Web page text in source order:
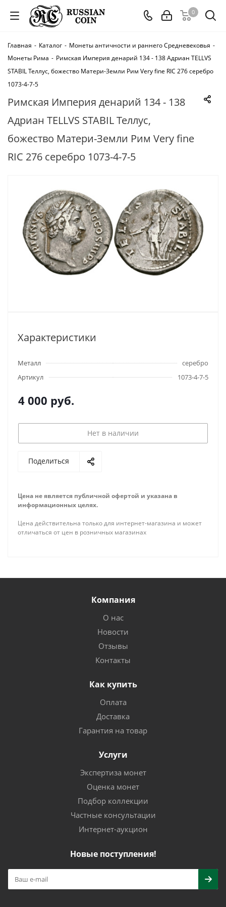
0
Главная - Каталог - Монеты античности и раннего Средневековья -
Монеты Рима - Римская Империя денарий 134 - 138 Адриан TELLVS
STABIL Теллус, божество Матери-Земли Рим Very fine RIC 276 серебро
1073-4-7-5
Римская Империя денарий 134 - 138
Адриан TELLVS STABIL Теллус,
божество Матери-Земли Рим Very fine
RIC 276 серебро 1073-4-7-5
Характеристики
Металл
серебро
Артикул
1073-4-7-5
4 000 руб.
Нет в наличии
Поделиться
Цена не является публичной офертой и указана в
информационных целях.
Цена действительна только для интернет-магазина и может
отличаться от цен в розничных магазинах
Компания
О нас
Новости
Отзывы
Контакты
Как купить
Оплата
Доставка
Гарантия на товар
Услуги
Экспертиза монет
Оценка монет
Подбор коллекции
Частные консультации
Интернет-аукцион
Новые поступления!